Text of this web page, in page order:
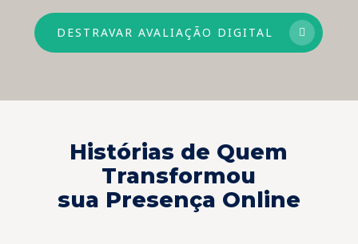
DESTRAVAR AVALIAÇÃO DIGITAL
Histórias de Quem
Transformou
sua Presença Online